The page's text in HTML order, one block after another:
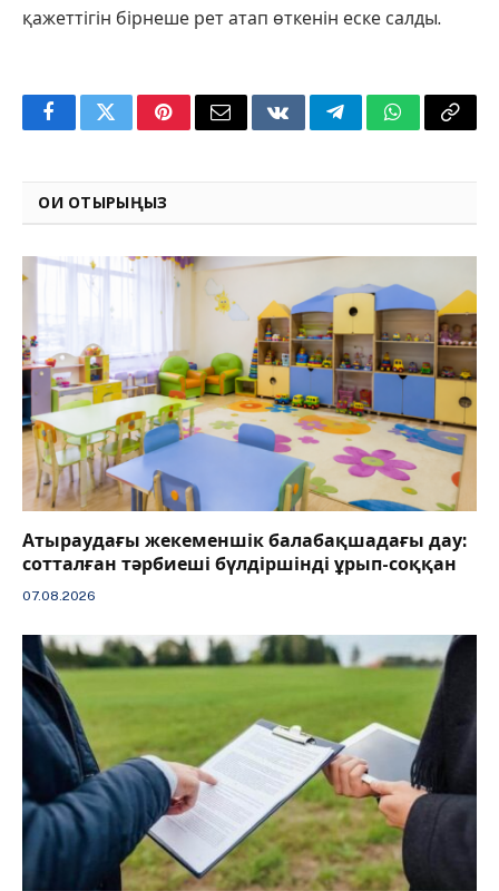
қажеттігін бірнеше рет атап өткенін еске салды.
FacebookTwitterPinterestEmail VKontakteTelegramWhatsApp
Copy
ОҚИ ОТЫРЫҢЫЗ
Атыраудағы жекеменшік балабақшадағы дау:
сотталған тәрбиеші бүлдіршінді ұрып-соққан
07.08.2026